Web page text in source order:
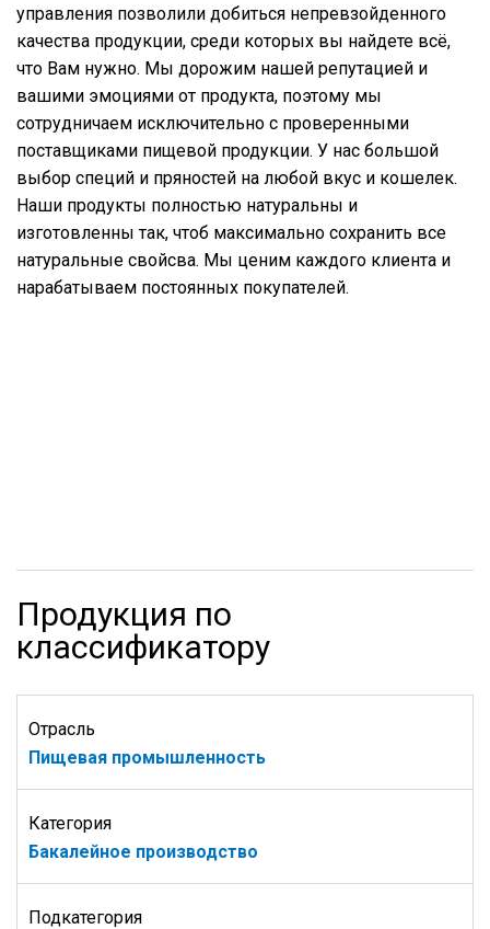
управления позволили добиться непревзойденного
качества продукции, среди которых вы найдете всё,
что Вам нужно. Мы дорожим нашей репутацией и
вашими эмоциями от продукта, поэтому мы
сотрудничаем исключительно с проверенными
поставщиками пищевой продукции. У нас большой
выбор специй и пряностей на любой вкус и кошелек.
Наши продукты полностью натуральны и
изготовленны так, чтоб максимально сохранить все
натуральные свойсва. Мы ценим каждого клиента и
нарабатываем постоянных покупателей.
Продукция по
классификатору
Отрасль
Пищевая промышленность
Категория
Бакалейное производство
Подкатегория